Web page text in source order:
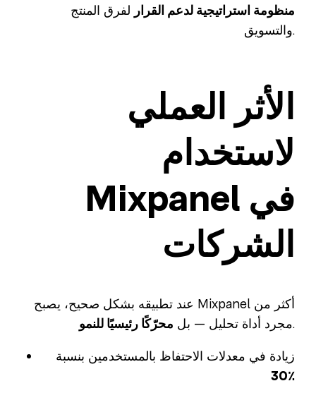
منظومة استراتيجية لدعم القرار لفرق المنتج
والتسويق.
الأثر العملي
لاستخدام
Mixpanel في
الشركات
عند تطبيقه بشكل صحيح، يصبح Mixpanel أكثر من
مجرد أداة تحليل — بل محرّكًا رئيسيًا للنمو
.
زيادة في معدلات الاحتفاظ بالمستخدمين بنسبة
30٪